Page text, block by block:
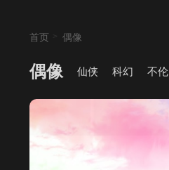
首页 偶像
偶像 仙侠 科幻 不伦